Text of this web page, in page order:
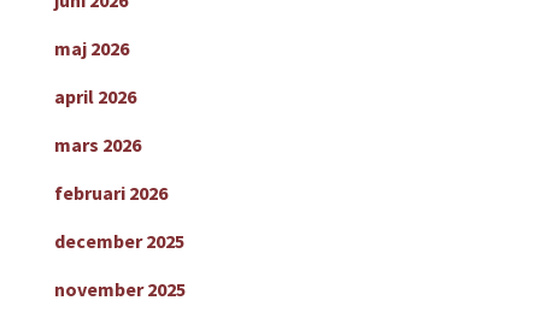
maj 2026
april 2026
mars 2026
februari 2026
december 2025
november 2025